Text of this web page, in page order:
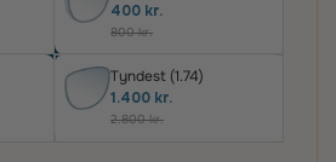
400 kr.
800 kr.
Tyndest (1.74)
1.400 kr.
2.800 kr.